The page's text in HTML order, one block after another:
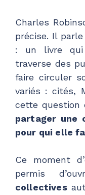
Charles
précise. Il
: un livre qui
traverse des
faire circuler
variés : cités,
cette question
partager une
pour qui elle
Ce moment
permis
collectives